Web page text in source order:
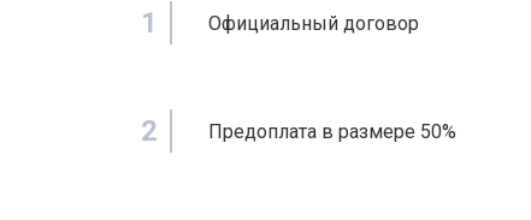
1 Официальный договор
2 Предоплата в размере 50%